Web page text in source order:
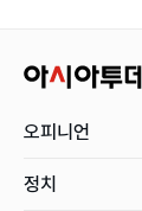
오피니언
정치